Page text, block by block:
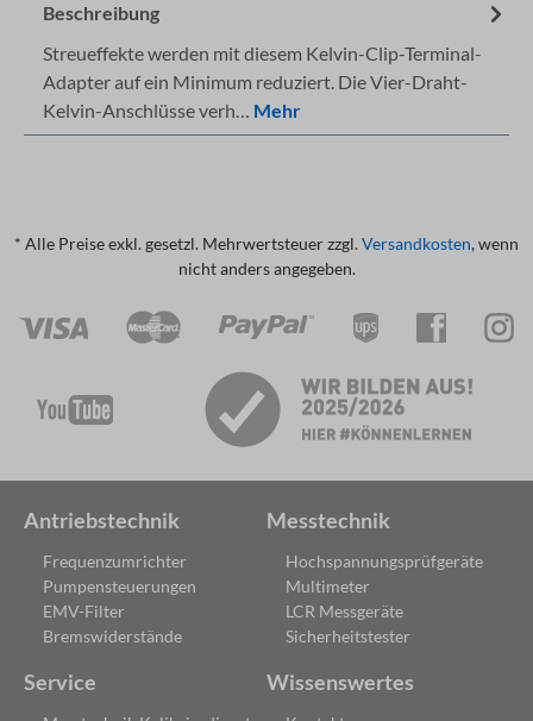
Beschreibung
Streueffekte werden mit diesem Kelvin-Clip-Terminal-
Adapter auf ein Minimum reduziert. Die Vier-Draht-
Kelvin-Anschlüsse verh… Mehr
* Alle Preise exkl. gesetzl. Mehrwertsteuer zzgl. Versandkosten, wenn
nicht anders angegeben.
Antriebstechnik
Frequenzumrichter
Pumpensteuerungen
EMV-Filter
Bremswiderstände
Messtechnik
Hochspannungsprüfgeräte
Multimeter
LCR Messgeräte
Sicherheitstester
Service Wissenswertes